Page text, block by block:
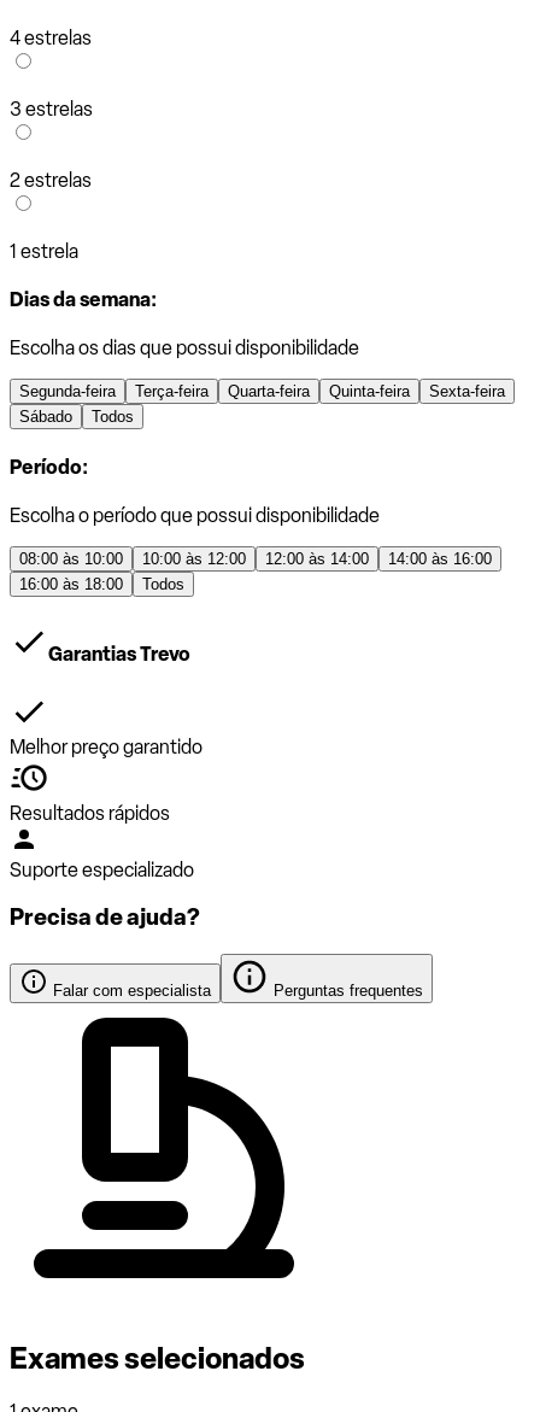
4 estrelas
3 estrelas
2 estrelas
1 estrela
Dias da semana:
Escolha os dias que possui disponibilidade
Segunda-feira Terça-feira Quarta-feira Quinta-feira
Sexta-feira
Sábado
Todos
Período:
Escolha o período que possui disponibilidade
08:00 às 10:00 10:00 às 12:00 12:00 às 14:00
14:00 às 16:00
16:00 às 18:00
Todos
Garantias Trevo
Melhor preço garantido
Resultados rápidos
Suporte especializado
Precisa de ajuda?
Falar com especialista Perguntas frequentes
Exames selecionados